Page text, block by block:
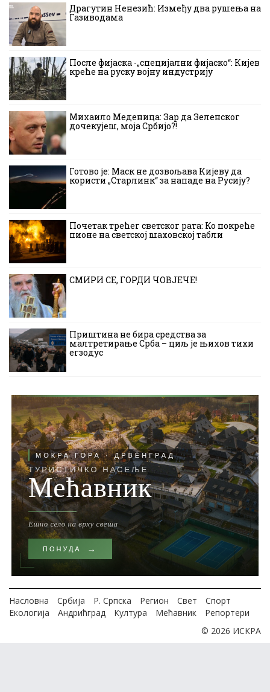
Драгутин Ненезић: Између два рушења на
Газиводама
После фијаска -„специјални фијаско“: Кијев
креће на руску војну индустрију
Михаило Меденица: Зар да Зеленског
дочекујеш, моја Србијо?!
Готово је: Маск не дозвољава Кијеву да
користи „Старлинк“ за нападе на Русију?
Почетак трећег светског рата: Ко покреће
пионе на светској шаховској табли
СМИРИ СЕ, ГОРДИ ЧОВЈЕЧЕ!
Приштина не бира средства за
малтретирање Срба – циљ је њихов тихи
егзодус
Насловна Србија Р. Српска Регион Свет
Спорт
Екологија
Андрићград Култура Мећавник
Репортери
© 2026 ИСКРА